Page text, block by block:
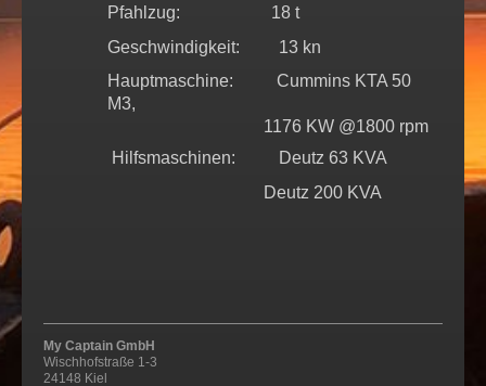
Pfahlzug: 18 t
Geschwindigkeit: 13 kn
Hauptmaschine: Cummins KTA 50
M3,
1176 KW @1800 rpm
Hilfsmaschinen: Deutz 63 KVA
Deutz 200 KVA
My Captain GmbH
Wischhofstraße 1-3
24148 Kiel